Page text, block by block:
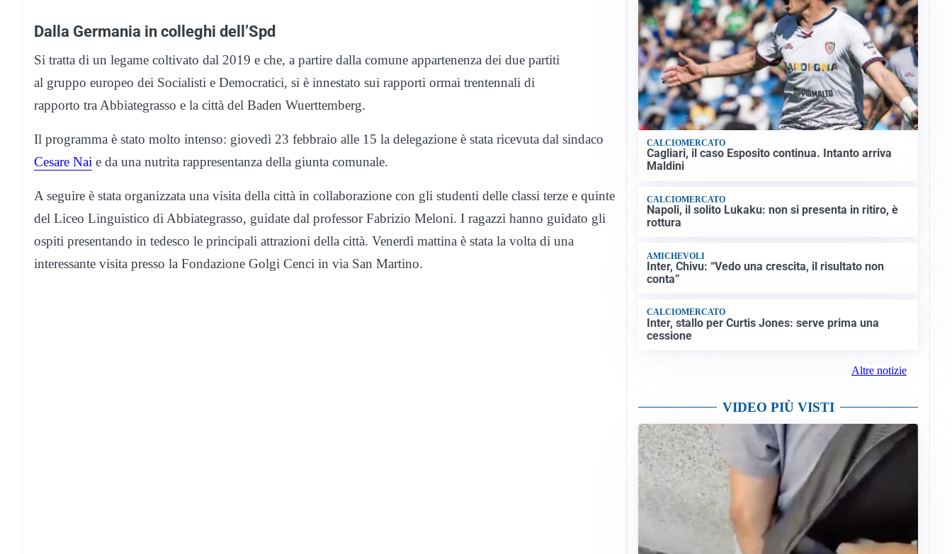
Dalla Germania in colleghi dell’Spd
Si tratta di un legame coltivato dal 2019 e che, a partire dalla comune appartenenza dei due partiti
al gruppo europeo dei Socialisti e Democratici, si è innestato sui rapporti ormai trentennali di
rapporto tra Abbiategrasso e la città del Baden Wuerttemberg.
Il programma è stato molto intenso: giovedì 23 febbraio alle 15 la delegazione è stata ricevuta dal sindaco
Cesare Nai e da una nutrita rappresentanza della giunta comunale.
A seguire è stata organizzata una visita della città in collaborazione con gli studenti delle classi terze e quinte
del Liceo Linguistico di Abbiategrasso, guidate dal professor Fabrizio Meloni. I ragazzi hanno guidato gli
ospiti presentando in tedesco le principali attrazioni della città. Venerdì mattina è stata la volta di una
interessante visita presso la Fondazione Golgi Cenci in via San Martino.
CALCIOMERCATO
Cagliari, il caso Esposito continua. Intanto arriva
Maldini
CALCIOMERCATO
Napoli, il solito Lukaku: non si presenta in ritiro, è
rottura
AMICHEVOLI
Inter, Chivu: “Vedo una crescita, il risultato non
conta”
CALCIOMERCATO
Inter, stallo per Curtis Jones: serve prima una
cessione
Altre notizie
VIDEO PIÙ VISTI